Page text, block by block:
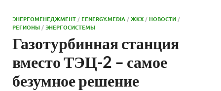
ЭНЕРГОМЕНЕДЖМЕНТ /EENERGY.MEDIA /ЖКХ /НОВОСТИ /
РЕГИОНЫ /ЭНЕРГОСИСТЕМЫ
Газотурбинная станция
вместо ТЭЦ-2 – самое
безумное решение